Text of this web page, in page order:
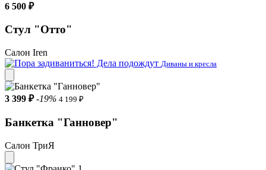
6 500 ₽
Стул "Оттo"
Салон Iren
Диваны и кресла
3 399 ₽ -19% 4 199 ₽
Банкетка "Ганновер"
Салон ТриЯ